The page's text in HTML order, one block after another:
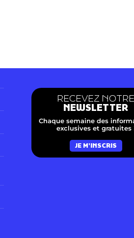
RECEVEZ
NEWSLETTER
Chaque semaine des
exclusives et gratuites
JE M'INSCRIS